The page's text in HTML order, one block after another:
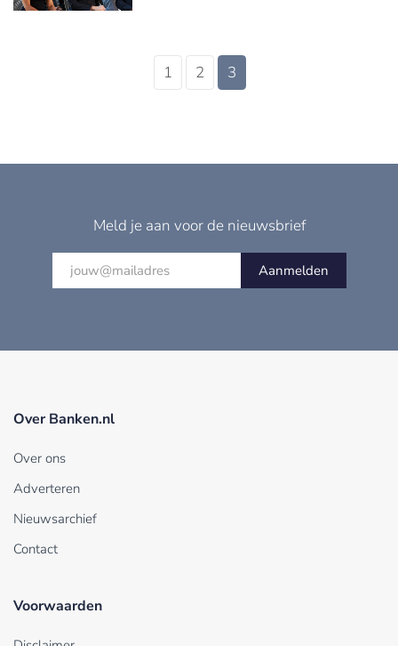
1 2 3
Meld je aan voor de nieuwsbrief
Aanmelden
Over Banken.nl
Over ons
Adverteren
Nieuwsarchief
Contact
Voorwaarden